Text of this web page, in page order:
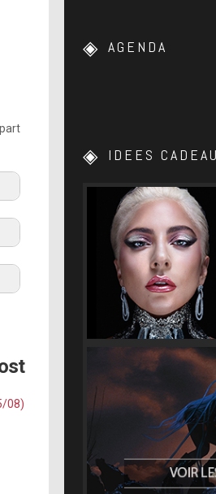
08)
AGENDA
IDEES